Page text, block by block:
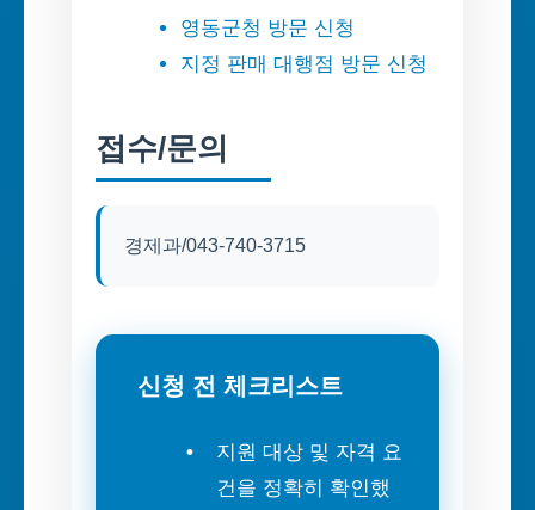
영동군청 방문 신청
지정 판매 대행점 방문 신청
접수/문의
경제과/043-740-3715
신청 전 체크리스트
지원 대상 및 자격 요
건을 정확히 확인했